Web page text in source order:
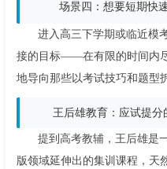
场景四：想要短期快
进入高三下学期或临近模
接的目标——在有限的时间内
地导向那些以考试技巧和题型
王后雄教育：应试提分
提到高考教辅，王后雄是
版领域延伸出的集训课程，天